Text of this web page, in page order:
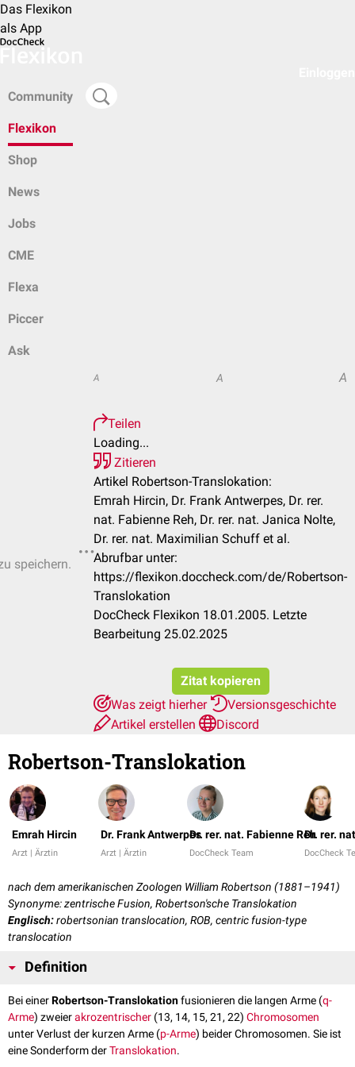
Das Flexikon
als App
Community
Flexikon
Shop
News
Jobs
CME
Flexa
Piccer
Ask
speichern.
A A A
Teilen
Loading...
Zitieren
Artikel Robertson-Translokation:
Emrah Hircin, Dr. Frank Antwerpes, Dr. rer.
nat. Fabienne Reh, Dr. rer. nat. Janica Nolte,
Dr. rer. nat. Maximilian Schuff et al.
Abrufbar unter:
https://flexikon.doccheck.com/de/Robertson-
Translokation
DocCheck Flexikon 18.01.2005. Letzte
Bearbeitung 25.02.2025
Zitat kopieren
Was zeigt hierher
Versionsgeschichte
Artikel erstellen
Discord
Robertson-Translokation
Emrah Hircin
Arzt | Ärztin
Dr. Frank Antwerpes
Arzt | Ärztin
Dr. rer. nat. Fabienne Reh
DocCheck Team
Dr. rer.
DocCheck
nach dem amerikanischen Zoologen William Robertson (1881–1941)
Synonyme: zentrische Fusion, Robertson'sche Translokation
Englisch:robertsonian translocation, ROB, centric fusion-type
translocation
Definition
Bei einerRobertson-Translokationfusionieren die langen Arme (q-
Arme) zweierakrozentrischer (13, 14, 15, 21, 22) Chromosomen
unter Verlust der kurzen Arme (p-Arme) beider Chromosomen. Sie ist
eine Sonderform derTranslokation.